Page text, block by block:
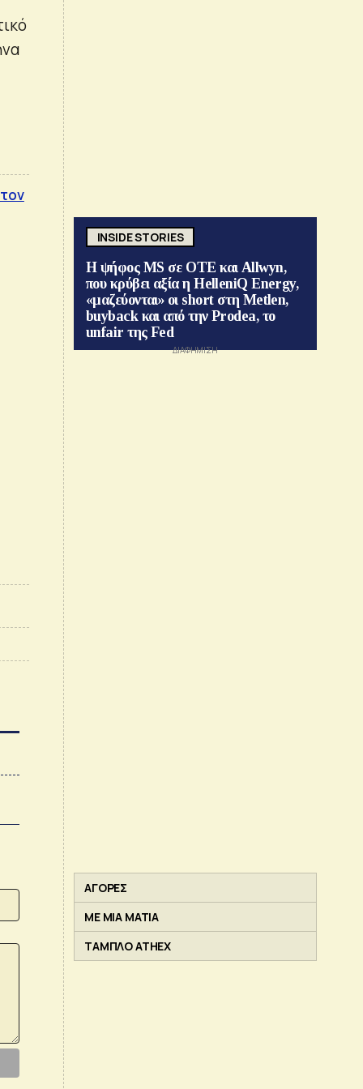
INSIDE STORIES
Η ψήφος MS σε ΟΤΕ και Allwyn,
που κρύβει αξία η HelleniQ Energy,
«μαζεύονται» οι short στη Metlen,
buyback και από την Prodea, το
unfair της Fed
ΑΓΟΡΕΣ
ΜΕ ΜΙΑ ΜΑΤΙΑ
ΤΑΜΠΛΟ ATHEX